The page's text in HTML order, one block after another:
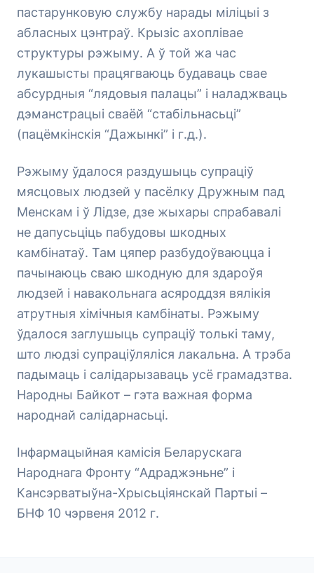
пастарунковую службу нарады міліцыі з
абласных цэнтраў. Крызіс ахоплівае
структуры рэжыму. А ў той жа час
лукашысты працягваюць будаваць свае
абсурдныя “лядовыя палацы” і наладжваць
дэманстрацыі сваёй “стабільнасьці”
(пацёмкінскія “Дажынкі” і г.д.).
Рэжыму ўдалося раздушыць супраціў
мясцовых людзей у пасёлку Дружным пад
Менскам і ў Лідзе, дзе жыхары спрабавалі
не дапусьціць пабудовы шкодных
камбінатаў. Там цяпер разбудоўваюцца і
пачынаюць сваю шкодную для здароўя
людзей і навакольнага асяроддзя вялікія
атрутныя хімічныя камбінаты. Рэжыму
ўдалося заглушыць супраціў толькі таму,
што людзі супраціўляліся лакальна. А трэба
падымаць і салідарызаваць усё грамадзтва.
Народны Байкот – гэта важная форма
народнай салідарнасьці.
Інфармацыйная камісія Беларускага
Народнага Фронту “Адраджэньне” і
Кансэрватыўна-Хрысьціянскай Партыі –
БНФ 10 чэрвеня 2012 г.